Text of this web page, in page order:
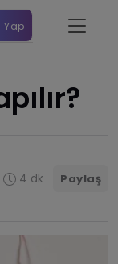
Yap
4 dk Paylaş